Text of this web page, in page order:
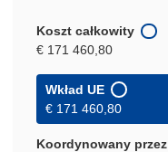
Koszt całkowity
€ 171 460,80
Wkład UE
€ 171 460,80
Koordynowany przez